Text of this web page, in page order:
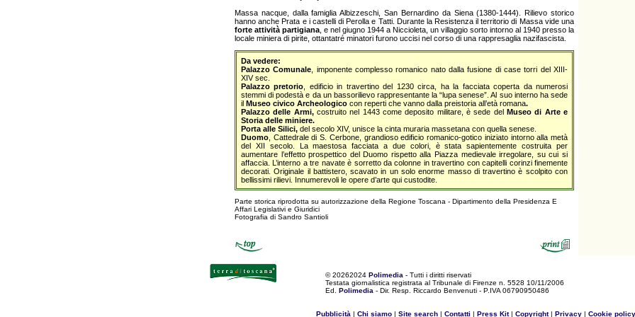
Massa nacque, dalla famiglia Albizzeschi, San Bernardino da Siena (1380-1444). Rilievo storico
hanno anche Prata e i castelli di Perolla e Tatti. Durante la Resistenza il territorio di Massa vide una
forte attività partigiana , e nel giugno 1944 a Niccioleta, un villaggio sorto intorno al 1940 presso la
locale miniera di pirite, ottantatré minatori furono uccisi nel corso di una rappresaglia nazifascista.
Da vedere:
Palazzo Comunale , imponente complesso romanico nato dalla fusione di case torri del XIII-
XIV sec.
Palazzo pretorio , edificio in travertino del 1230 circa, ha la facciata coperta da numerosi
stemmi di podestà e da un bassorilievo rappresentante la “lupa senese”. Al suo interno ha sede
il Museo civico Archeologico con reperti che vanno dalla preistoria all’età romana.
Palazzo delle Armi, costruito nel 1443 come deposito militare, è sede del Museo di Arte e
Storia delle miniere.
Porta alle Silici, del secolo XIV, unisce la cinta muraria massetana con quella senese.
Duomo , Cattedrale di S. Cerbone, grandioso edificio romanico-gotico iniziato intorno alla metà
del XII secolo. La maestosa facciata a due colori, è stata sapientemente costruita per
aumentare l’effetto prospettico del Duomo rispetto alla Piazza medievale irregolare, su cui si
affaccia. L’interno a tre navate è sorretto da colonne in travertino con capitelli corinzi finemente
decorati. Originale il battistero, scavato in un solo enorme masso di travertino è scolpito con
bellissimi rilievi. Innumerevoli le opere d’arte qui custodite.
Parte storica riprodotta su autorizzazione della Regione Toscana - Dipartimento della Presidenza E
Affari Legislativi e Giuridici
Fotografia di Sandro Santioli
©20262024 Polimedia - Tutti i diritti riservati
Testata giornalistica registrata al Tribunale di Firenze n. 5528 10/11/2006
Ed. Polimedia - Dir. Resp. Riccardo Benvenuti - P.IVA 06790950486
Pubblicità | Chi siamo | Site search | Contatti | Press Kit| Copyright| Privacy | Cookie policy